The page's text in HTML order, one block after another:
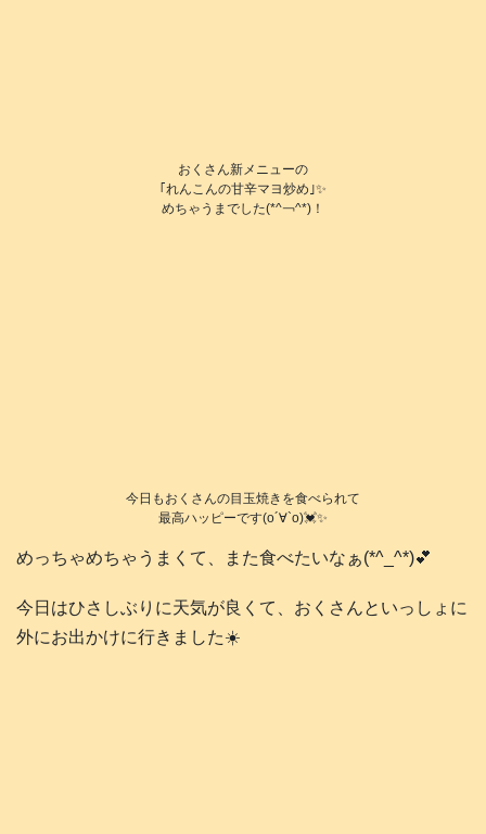
おくさん新メニューの
｢れんこんの甘辛マヨ炒め｣✨
めちゃうまでした(*^￢^*)！
今日もおくさんの目玉焼きを食べられて
最高ハッピーです(о´∀`о)💓✨
めっちゃめちゃうまくて、また食べたいなぁ(*^_^*)💕
今日はひさしぶりに天気が良くて、おくさんといっしょに
外にお出かけに行きました☀️